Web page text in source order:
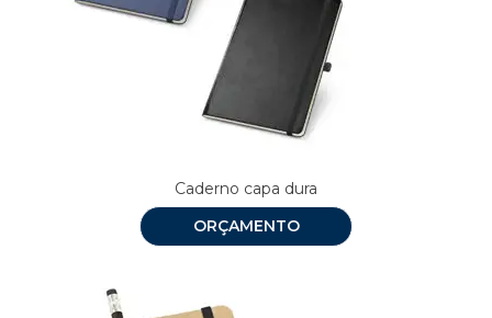
Caderno capa dura
ORÇAMENTO